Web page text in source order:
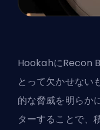
HookahにRecon
とって欠かせない
的な脅威を明らか
ターすることで、